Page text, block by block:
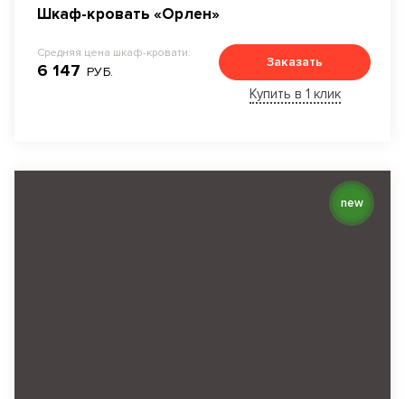
Шкаф-кровать «Орлен»
Средняя цена шкаф-кровати:
6 147 РУБ.
Заказать
Купить в 1 клик
new